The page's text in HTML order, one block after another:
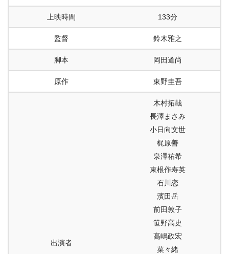
上映時間 133分
監督 鈴木雅之
脚本 岡田道尚
原作 東野圭吾
出演者
木村拓哉
長澤まさみ
小日向文世
梶原善
泉澤祐希
東根作寿英
石川恋
濱田岳
前田敦子
笹野高史
髙嶋政宏
菜々緒